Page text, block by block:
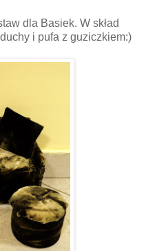
dla Basiek. W skład
i pufa z guziczkiem:)